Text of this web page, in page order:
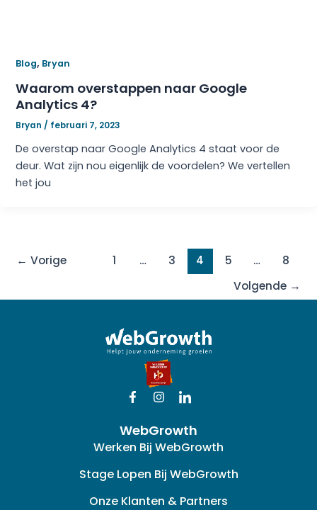
Blog, Bryan
Waarom overstappen naar Google
Analytics 4?
Bryan / februari 7, 2023
De overstap naar Google Analytics 4 staat voor de
deur. Wat zijn nou eigenlijk de voordelen? We vertellen
het jou
← Vorige 1 … 3 4 5 …
8
Volgende →
F
a
e
b
o
o
k
f
I
n
t
a
g
r
a
I
c
n
-
l
i
n
e
WebGrowth
Werken Bij WebGrowth
Stage Lopen Bij WebGrowth
Onze Klanten & Partners